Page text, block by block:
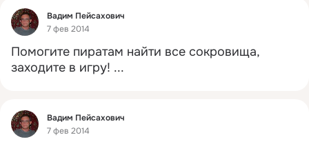
Фид
Вадим Пейсахович
7 фев 2014
Помогите пиратам найти все сокровища,
заходите в игру! ...
Фид
Вадим Пейсахович
7 фев 2014